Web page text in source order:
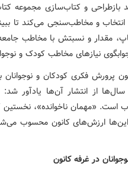
بازطراحی و کتاب‌سازی مجموعه
انتخاب و مخاطب‌سنجی می‌کند تا
مقدار و نسبتش با مخاطب
نیازهای مخاطب کودک و
پرورش فکری کودکان و
از انتشار آن‌ها یادآور
این‌ها ارزش‌های کانون محسوب
در غرفه کانون